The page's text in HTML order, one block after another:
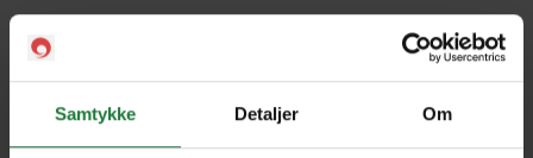
Samtykke Detaljer Om
Weekly: Italian